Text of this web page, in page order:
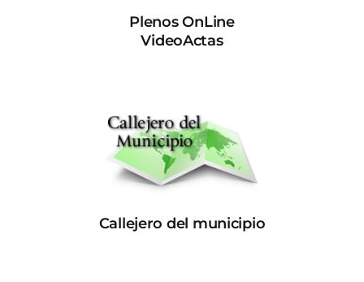
Plenos OnLine
VideoActas
Callejero del municipio